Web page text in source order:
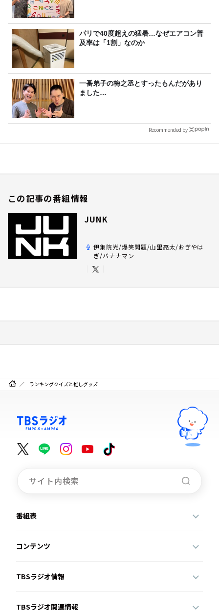
パリで40度超えの猛暑…なぜエアコン普
及率は「1割」なのか
一番弟子の梅之丞とすったもんだがあり
ました…
Recommended by
この記事の番組情報
JUNK
伊集院光/爆笑問題/山里亮太/おぎやは
ぎ/バナナマン
ランキングクイズと推しグッズ
番組表
コンテンツ
TBSラジオ情報
TBSラジオ関連情報